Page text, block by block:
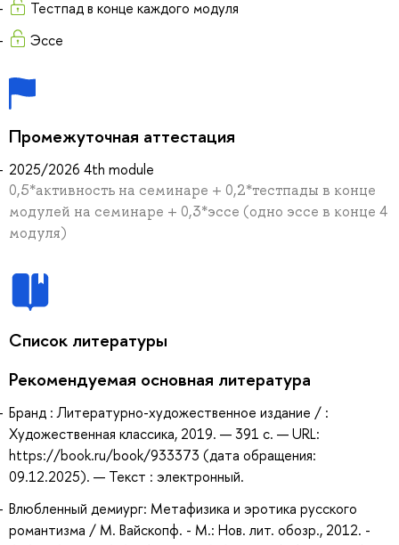
Тестпад в конце каждого модуля
Эссе
Промежуточная аттестация
2025/2026 4th module
0,5*активность на семинаре + 0,2*тестпады в конце
модулей на семинаре + 0,3*эссе (одно эссе в конце 4
модуля)
Список литературы
Рекомендуемая основная литература
Бранд : Литературно-художественное издание / :
Художественная классика, 2019. — 391 с. — URL:
https://book.ru/book/933373 (дата обращения:
09.12.2025). — Текст : электронный.
Влюбленный демиург: Метафизика и эротика русского
романтизма / М. Вайскопф. - М.: Нов. лит. обозр., 2012. -